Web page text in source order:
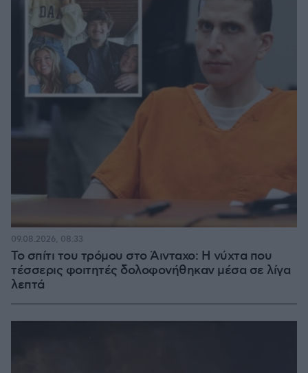
Το σπίτι του τρόμου στο Άινταχο: Η νύχτα που
τέσσερις φοιτητές δολοφονήθηκαν μέσα σε λίγα
λεπτά
09.08.2026, 08:33